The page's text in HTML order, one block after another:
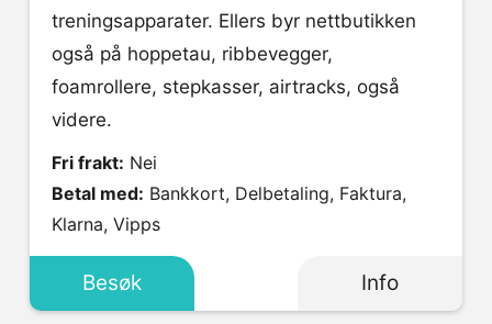
treningsapparater. Ellers byr nettbutikken
også på hoppetau, ribbevegger,
foamrollere, stepkasser, airtracks, også
videre.
Fri frakt: Nei
Betal med:
Klarna, Vipps
Besøk Info